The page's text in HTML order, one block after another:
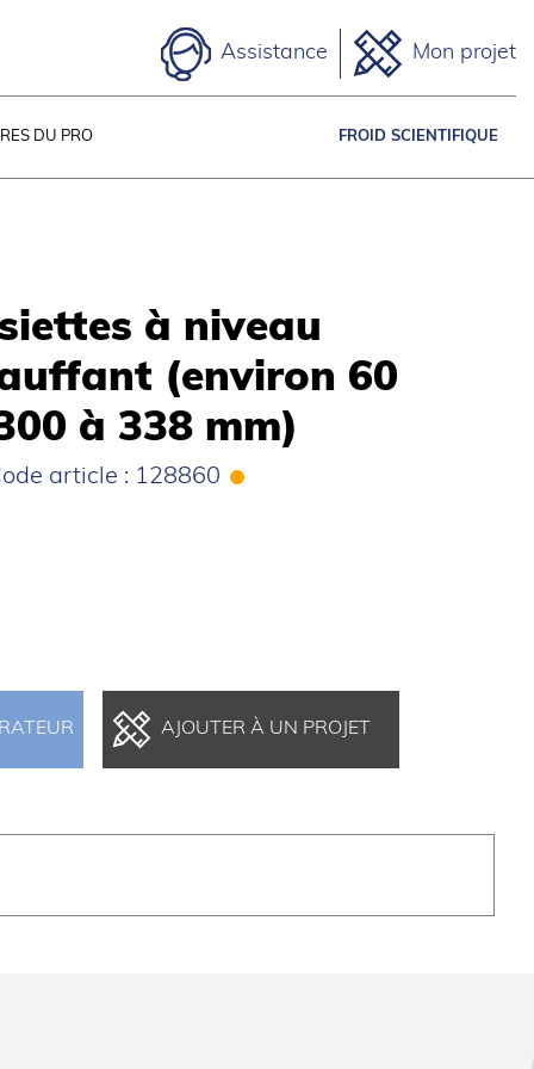
Assistance Mon projet
DU PRO FROID SCIENTIFIQUE
à niveau
(environ 60
à 338 mm)
article : 128860
AJOUTER À UN PROJET